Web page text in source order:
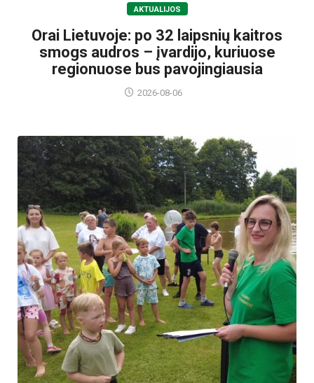
AKTUALIJOS
Orai Lietuvoje: po 32 laipsnių kaitros
smogs audros – įvardijo, kuriuose
regionuose bus pavojingiausia
2026-08-06